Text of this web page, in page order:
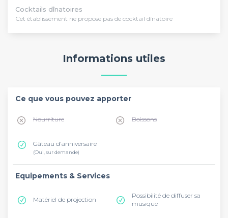
Cocktails dînatoires
Cet établissement ne propose pas de cocktail dînatoire
Informations utiles
Ce que vous pouvez apporter
Nourriture Boissons
Gâteau d'anniversaire
(Oui, sur demande)
Equipements & Services
Matériel de projection
Possibilité de diffuser sa
musique